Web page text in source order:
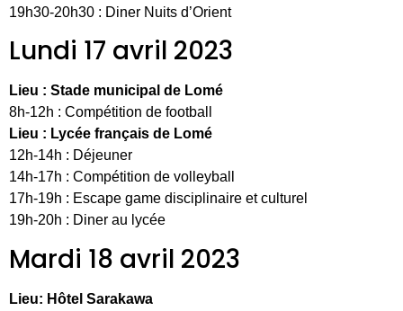
19h30-20h30 : Diner Nuits d’Orient
Lundi 17 avril 2023
Lieu : Stade municipal de Lomé
8h-12h : Compétition de football
Lieu : Lycée français de Lomé
12h-14h : Déjeuner
14h-17h : Compétition de volleyball
17h-19h : Escape game disciplinaire et culturel
19h-20h : Diner au lycée
Mardi 18 avril 2023
Lieu: Hôtel Sarakawa